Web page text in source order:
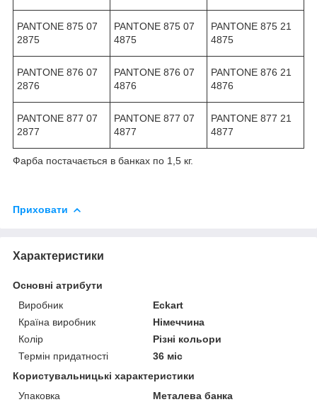
PANTONE 875 07
2875
PANTONE 875 07
4875
PANTONE 875 21
4875
PANTONE 876 07
2876
PANTONE 876 07
4876
PANTONE 876 21
4876
PANTONE 877 07
2877
PANTONE 877 07
4877
PANTONE 877 21
4877
Фарба постачається в банках по 1,5 кг.
Приховати
Характеристики
Основні атрибути
Виробник
Eckart
Країна виробник
Німеччина
Колір
Різні кольори
Термін придатності
36 міс
Користувальницькі характеристики
Упаковка
Металева банка